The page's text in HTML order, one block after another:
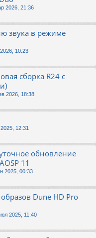
2026, 21:36
звука в режиме
10:23
сборка R24 с
2026, 18:38
12:31
обновление
11
2025, 00:33
Dune HD Pro
2025, 11:40